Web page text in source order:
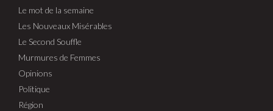
Le mot de la semaine
Les Nouveaux Misérables
Le Second Souffle
Murmures de Femmes
Opinions
Politique
Région